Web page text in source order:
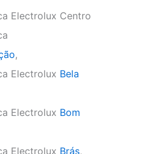
Electrolux Centro
,
Electrolux Bela
Electrolux Bom
Electrolux Brás,